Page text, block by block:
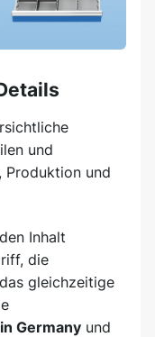
und
Produktion und
Inhalt
die
gleichzeitige
Germany und